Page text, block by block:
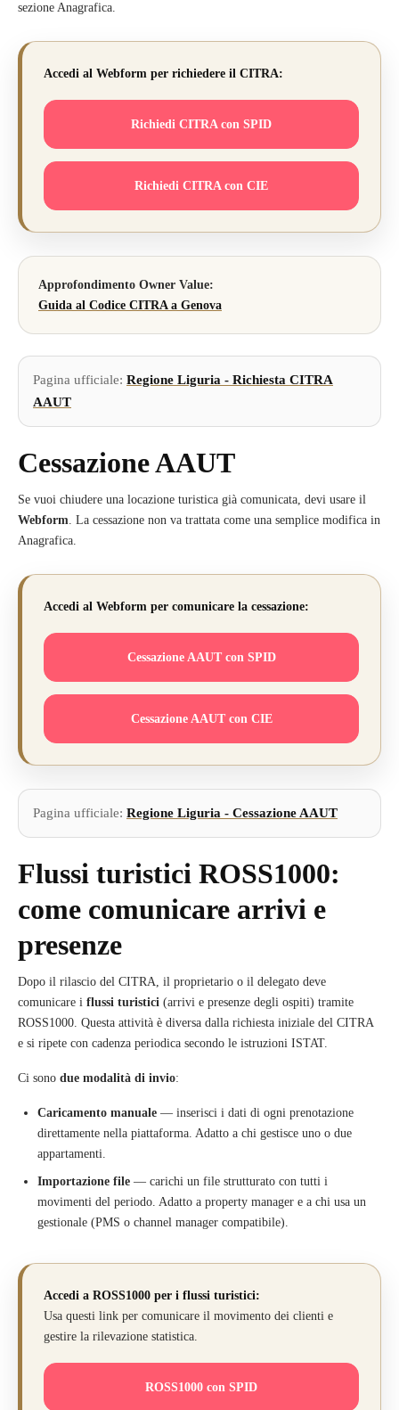
sezione Anagrafica.
Accedi al Webform per richiedere il CITRA:
Richiedi CITRA con SPID
Richiedi CITRA con CIE
Approfondimento Owner Value:
Guida al Codice CITRA a Genova
Pagina ufficiale: Regione Liguria - Richiesta CITRA
AAUT
Cessazione AAUT
Se vuoi chiudere una locazione turistica già comunicata, devi usare il
Webform. La cessazione non va trattata come una semplice modifica in
Anagrafica.
Accedi al Webform per comunicare la cessazione:
Cessazione AAUT con SPID
Cessazione AAUT con CIE
Pagina ufficiale: Regione Liguria - Cessazione AAUT
Flussi turistici ROSS1000:
come comunicare arrivi e
presenze
Dopo il rilascio del CITRA, il proprietario o il delegato deve
comunicare i flussi turistici (arrivi e presenze degli ospiti) tramite
ROSS1000. Questa attività è diversa dalla richiesta iniziale del CITRA
e si ripete con cadenza periodica secondo le istruzioni ISTAT.
Ci sono due modalità di invio:
Caricamento manuale — inserisci i dati di ogni prenotazione
direttamente nella piattaforma. Adatto a chi gestisce uno o due
appartamenti.
Importazione file — carichi un file strutturato con tutti i
movimenti del periodo. Adatto a property manager e a chi usa un
gestionale (PMS o channel manager compatibile).
Accedi a ROSS1000 per i flussi turistici:
Usa questi link per comunicare il movimento dei clienti e
gestire la rilevazione statistica.
ROSS1000 con SPID